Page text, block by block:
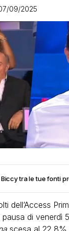
09/2025
tra le tue fonti
dell’Access
di venerdì
scesa al 22,8%